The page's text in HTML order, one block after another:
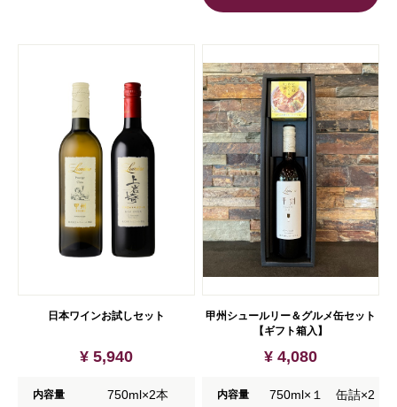
日本ワインお試しセット
¥ 5,940
内容量 750ml×2本
甲州シュールリー＆グルメ缶セット
【ギフト箱入】
¥ 4,080
内容量 750ml×１ 缶詰×2